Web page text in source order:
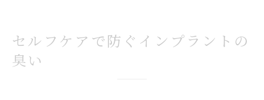
セルフケアで防ぐインプラントの
臭い